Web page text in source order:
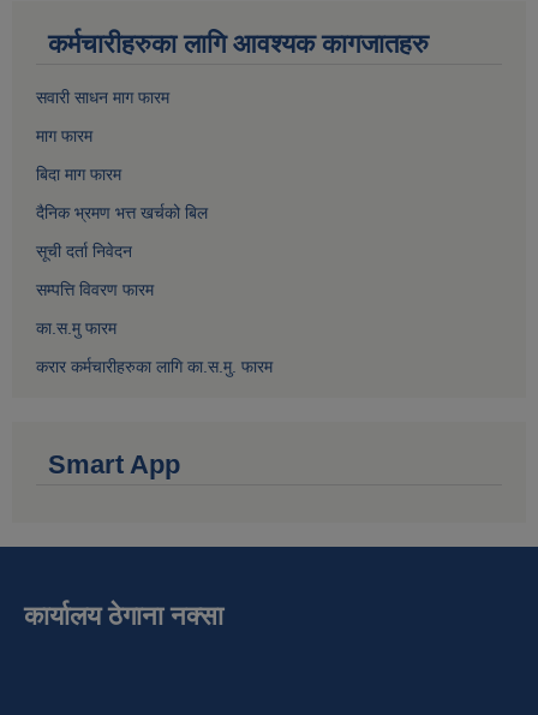
कर्मचारीहरुका लागि आवश्यक कागजातहरु
सवारी साधन माग फारम
माग फारम
बिदा माग फारम
दैनिक भ्रमण भत्त खर्चको बिल
सूची दर्ता निवेदन
सम्पत्ति विवरण फारम
का.स.मु फारम
करार कर्मचारीहरुका लागि का.स.मु. फारम
Smart App
कार्यालय ठेगाना नक्सा